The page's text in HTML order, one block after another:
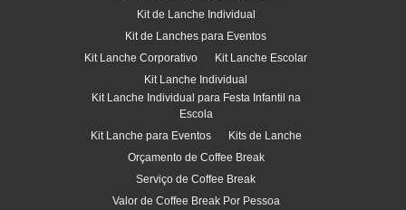
Kit de Lanche Individual
Kit de Lanches para Eventos
Kit Lanche Corporativo
Kit Lanche Escolar
Kit Lanche Individual
Kit Lanche Individual para Festa Infantil na
Escola
Kit Lanche para Eventos
Kits de Lanche
Orçamento de Coffee Break
Serviço de Coffee Break
Valor de Coffee Break Por Pessoa